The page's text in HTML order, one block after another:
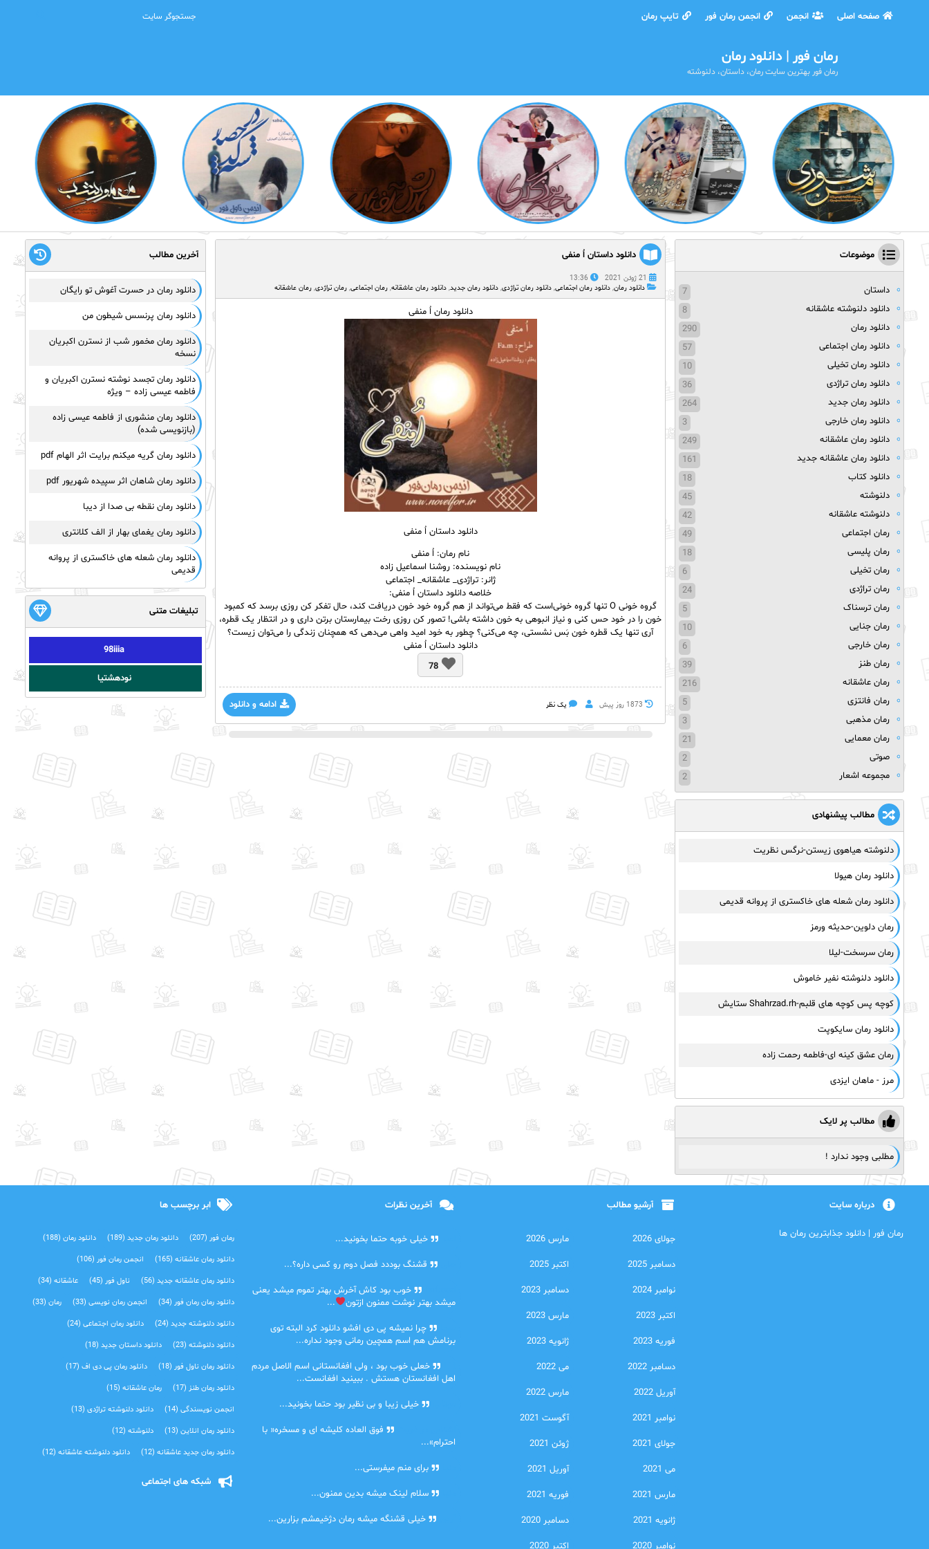
صفحه اصلی انجمن انجمن رمان فور تایپ رمان
رمان فور | دانلود رمان
رمان فور بهترین سایت رمان، داستان، دلنوشته
دانلود داستان اُ منفی
21 ژوئن 2021
13:36
دانلود رمان, دانلود رمان اجتماعی, دانلود رمان تراژدی, دانلود رمان جدید, دانلود رمان عاشقانه, رمان اجتماعی, رمان تراژدی, رمان عاشقانه
دانلود رمان اُ منفی
دانلود داستان اُ منفی
نام رمان: اُ منفی
نام نویسنده: روشنا اسماعیل زاده
ژانر: تراژدی_ عاشقانه_ اجتماعی
خلاصه دانلود داستان اُ منفی:
گروه خونی O تنها گروه خونی‌است که فقط می‌تواند از هم گروه خود خون دریافت کند، حال تفکر کن روزی برسد که کمبود
خون را در خود حس کنی و نیاز انبوهی به خون داشته باشی! تصور کن روزی رخت بیمارستان برتن داری و در انتظار یک قطره،
آری تنها یک قطره خون بَس نشستی، چه می‌کنی؟ چطور به خود امید واهی می‌دهی که همچنان زندگی را می‌توان زیست؟
دانلود داستان اُ منفی
78
ادامه و دانلود 1873 روز پيش یک نظر
موضوعات
داستان
7
دانلود دلنوشته عاشقانه
8
دانلود رمان
290
دانلود رمان اجتماعی
57
دانلود رمان تخیلی
10
دانلود رمان تراژدی
36
دانلود رمان جدید
264
دانلود رمان خارجی
3
دانلود رمان عاشقانه
249
دانلود رمان عاشقانه جدید
161
دانلود کتاب
18
دلنوشته
45
دلنوشته عاشقانه
42
رمان اجتماعی
49
رمان پلیسی
18
رمان تخیلی
6
رمان تراژدی
24
رمان ترسناک
5
رمان جنایی
10
رمان خارجی
6
رمان طنز
39
رمان عاشقانه
216
رمان فانتزی
5
رمان مذهبی
3
رمان معمایی
21
صوتی
2
مجموعه اشعار
2
مطالب پیشنهادی
دلنوشته هیاهوی زیستن-نرگس نظریت
دانلود رمان هیولا
دانلود رمان شعله های خاکستری از پروانه قدیمی
رمان دلوین-حدیثه ورمز
رمان سرسخت-لیلا
دانلود دلنوشته نفیر خاموش
کوچه پس کوچه های قلبم-Shahrzad.rh ستایش
دانلود رمان سایکوپت
رمان عشق کینه ای-فاطمه رحمت زاده
مرز - ماهان ایزدی
مطالب پر لایک
مطلبی وجود ندارد !
آخرین مطالب
دانلود رمان در حسرت آغوش تو رایگان
دانلود رمان پرنسس شیطون من
دانلود رمان مخمور شب از نسترن اکبریان
نسخه
دانلود رمان تجسد نوشته نسترن اکبریان و
فاطمه عیسی زاده – ویژه
دانلود رمان منشوری از فاطمه عیسی زاده
(بازنویسی شده)
دانلود رمان گریه میکنم برایت اثر الهام pdf
دانلود رمان شاهان اثر سپیده شهریور pdf
دانلود رمان نقطه بی صدا از دیبا
دانلود رمان یغمای بهار از الف کلانتری
دانلود رمان شعله های خاکستری از پروانه
قدیمی
تبلیغات متنی
98iiia
نودهشتیا
درباره سایت
رمان فور | دانلود جذابترین رمان ها
آرشیو مطالب
جولای 2026 مارس 2026
دسامبر 2025 اکتبر 2025
نوامبر 2024 دسامبر 2023
اکتبر 2023 مارس 2023
فوریه 2023 ژانویه 2023
دسامبر 2022 می 2022
آوریل 2022 مارس 2022
نوامبر 2021 آگوست 2021
جولای 2021 ژوئن 2021
می 2021 آوریل 2021
مارس 2021 فوریه 2021
ژانویه 2021 دسامبر 2020
نوامبر 2020 اکتبر 2020
آخرین نظرات
خیلی خوبه حتما بخونید...
قشنگ بوددد فصل دوم رو کسی داره؟...
خوب بود کاش آخرش بهتر تموم میشد یعنی
میشد بهتر نوشت ممنون ازتون
...
چرا نمیشه پی دی افشو دانلود کرد البته توی
برنامش هم اسم همچین رمانی وجود نداره...
خعلی خوب بود ، ولی افغانستانی اسم الاصل مردم
اهل افغانستان هستش . ببینید افغانست...
خیلی زیبا و بی نظیر بود حتما بخونید...
فوق العاده کلیشه ای و مسخره« با
احترام»...
برای منم میفرستی...
سلام لینک میشه بدین ممنون...
خیلی قشنگه میشه رمان دژخیمشم بزارین...
ابر برچسب ها
رمان فور (207) دانلود رمان جدید (189) دانلود رمان (188)
دانلود رمان عاشقانه (165) انجمن رمان فور (106)
دانلود رمان عاشقانه جدید (56) ناول فور (45) عاشقانه (34)
دانلود رمان رمان فور (34) انجمن رمان نویسی (33) رمان (33)
دانلود دلنوشته جدید (24) دانلود رمان اجتماعی‌ (24)
دانلود دلنوشته (23) دانلود داستان جدید (18)
دانلود رمان ناول فور (18) دانلود رمان پی دی اف (17)
دانلود رمان طنز (17) رمان عاشقانه (15)
انجمن نویسندگی (14) دانلود دلنوشته تراژدی‌ (13)
دانلود رمان انلاین (13) دلنوشته (12)
دانلود رمان جدید عاشقانه (12) دانلود دلنوشته عاشقانه (12)
شبکه های اجتماعی